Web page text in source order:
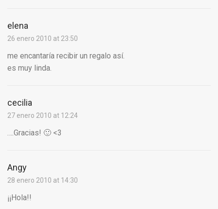
elena
26 enero 2010 at 23:50
me encantaría recibir un regalo así.
es muy linda.
cecilia
27 enero 2010 at 12:24
….Gracias! 🙂 <3
Angy
28 enero 2010 at 14:30
¡¡Hola!!